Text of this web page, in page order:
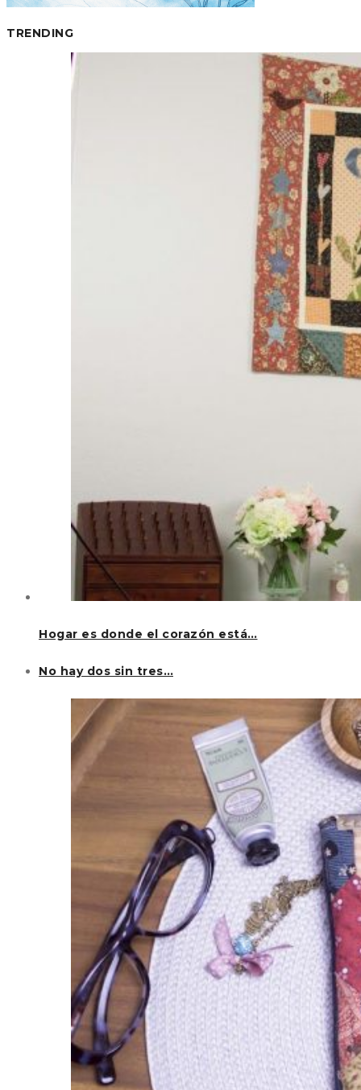
TRENDING
Hogar es donde el corazón está…
No hay dos sin tres…